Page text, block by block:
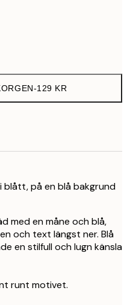
-129 KR
blått, på en blå bakgrund
med en måne och blå,
och text längst ner. Blå
en stilfull och lugn känsla
runt motivet.